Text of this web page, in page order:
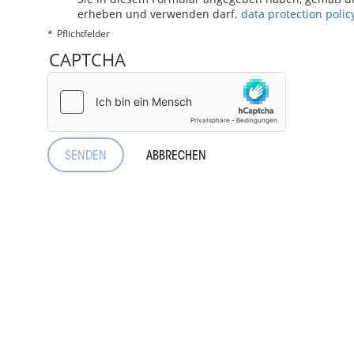
erheben und verwenden darf. data protection
Pflichtfelder
CAPTCHA
ABBRECHEN